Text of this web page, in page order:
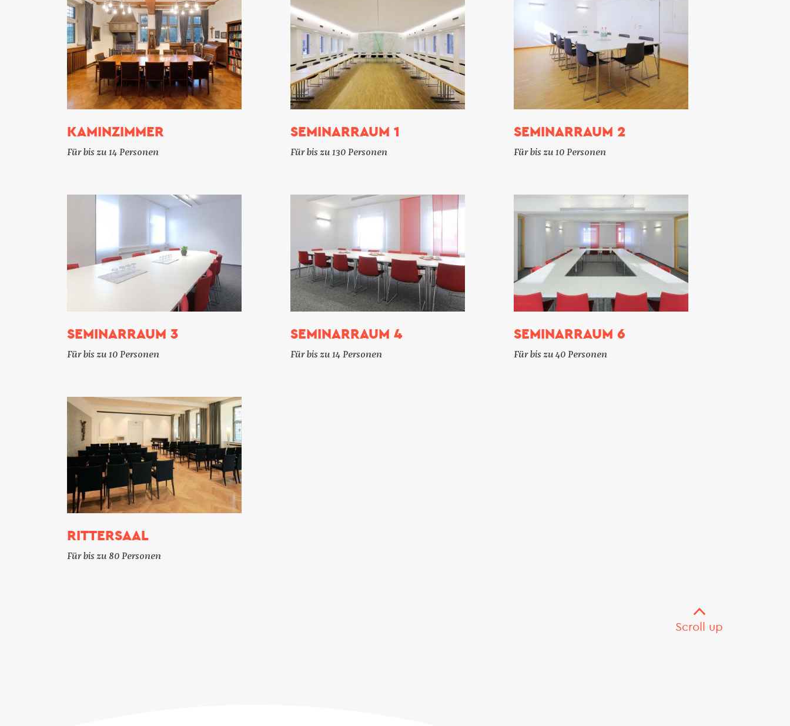
KAMINZIMMER
Für bis zu 14 Personen
SEMINARRAUM 1
Für bis zu 130 Personen
SEMINARRAUM 2
Für bis zu 10 Personen
SEMINARRAUM 3
Für bis zu 10 Personen
SEMINARRAUM 4
Für bis zu 14 Personen
SEMINARRAUM 6
Für bis zu 40 Personen
RITTERSAAL
Für bis zu 80 Personen
Scroll up